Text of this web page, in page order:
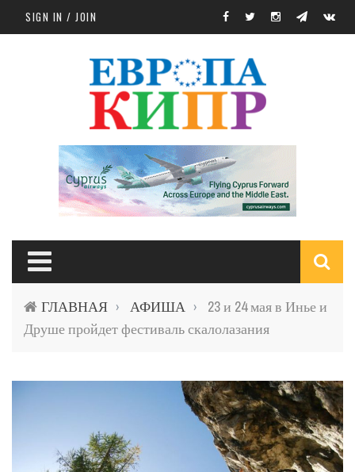
Skip to main content
SIGN IN / JOIN
ГЛАВНАЯ › АФИША ›
23 и 24 мая в Инье и
Друше пройдет фестиваль скалолазания